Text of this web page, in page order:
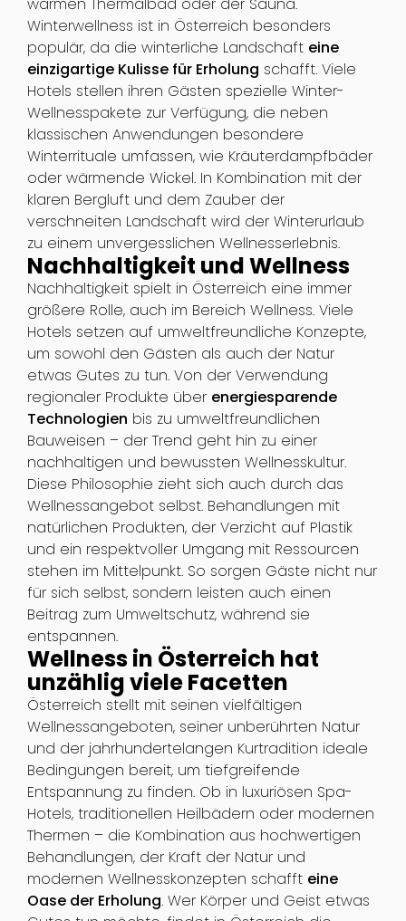
Winterwellness ist in Österreich besonders
populär, da die winterliche Landschaft eine
einzigartige Kulisse für Erholung schafft. Viele
Hotels stellen ihren Gästen spezielle Winter-
Wellnesspakete zur Verfügung, die neben
klassischen Anwendungen besondere
Winterrituale umfassen, wie Kräuterdampfbäder
oder wärmende Wickel. In Kombination mit der
klaren Bergluft und dem Zauber der
verschneiten Landschaft wird der Winterurlaub
zu einem unvergesslichen Wellnesserlebnis.
Nachhaltigkeit und Wellness
Nachhaltigkeit spielt in Österreich eine immer
größere Rolle, auch im Bereich Wellness. Viele
Hotels setzen auf umweltfreundliche Konzepte,
um sowohl den Gästen als auch der Natur
etwas Gutes zu tun. Von der Verwendung
regionaler Produkte über energiesparende
Technologien bis zu umweltfreundlichen
Bauweisen – der Trend geht hin zu einer
nachhaltigen und bewussten Wellnesskultur.
Diese Philosophie zieht sich auch durch das
Wellnessangebot selbst. Behandlungen mit
natürlichen Produkten, der Verzicht auf Plastik
und ein respektvoller Umgang mit Ressourcen
stehen im Mittelpunkt. So sorgen Gäste nicht nur
für sich selbst, sondern leisten auch einen
Beitrag zum Umweltschutz, während sie
entspannen.
Wellness in Österreich hat
unzählig viele Facetten
Österreich stellt mit seinen vielfältigen
Wellnessangeboten, seiner unberührten Natur
und der jahrhundertelangen Kurtradition ideale
Bedingungen bereit, um tiefgreifende
Entspannung zu finden. Ob in luxuriösen Spa-
Hotels, traditionellen Heilbädern oder modernen
Thermen – die Kombination aus hochwertigen
Behandlungen, der Kraft der Natur und
modernen Wellnesskonzepten schafft eine
Oase der Erholung. Wer Körper und Geist etwas